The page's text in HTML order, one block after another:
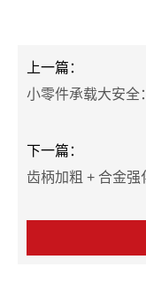
上一篇：
小零件承载大安全
下一篇：
齿柄加粗 + 合金